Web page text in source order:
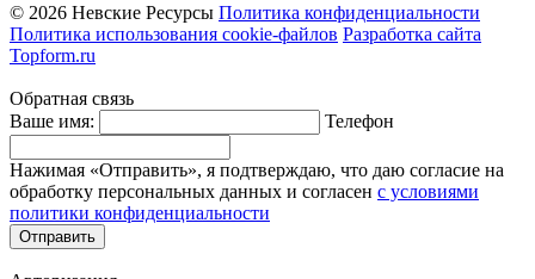
© 2026 Невские Ресурсы Политика конфиденциальности
Политика использования cookie-файлов Разработка сайта
Topform.ru
Обратная связь
Ваше имя:
Телефон
Нажимая «Отправить», я подтверждаю, что даю согласие на
обработку персональных данных и согласен с условиями
политики конфиденциальности
Отправить